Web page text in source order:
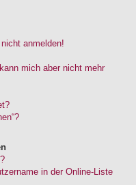
anmelden!
mich aber nicht mehr
in der Online-Liste